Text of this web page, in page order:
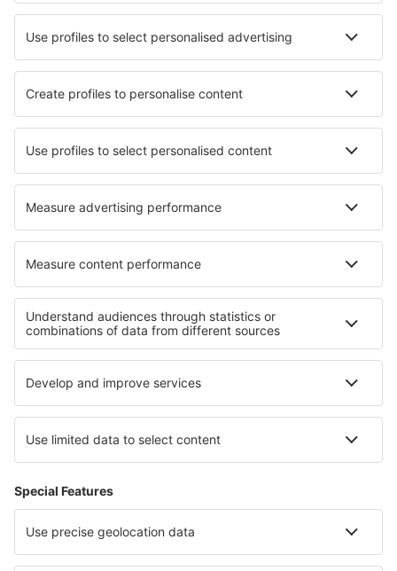
Cele mai bune locuri de cazare - orașe
Cazare în Isone Cazare în De Lutte Cazare în Genas
Cazare în Abbekas Cazare în Lantejuela
Cazare în Coorabell Creek Cazare în Plan
Cele mai bune locuri de cazare - regiuni
Cazare in Florida Cazare in Pennsylvania
Cazare in Anna Maria Island Cazare in Georgia
Cazare in Los Padres National Forest Cazare in Bocas del Toro
Cazare in Masuria Cazare in Pitztal